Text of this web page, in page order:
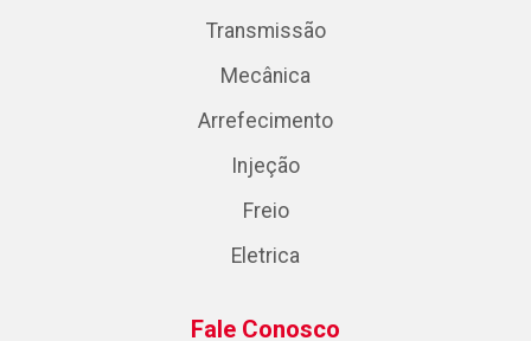
Transmissão
Mecânica
Arrefecimento
Injeção
Freio
Eletrica
Fale Conosco